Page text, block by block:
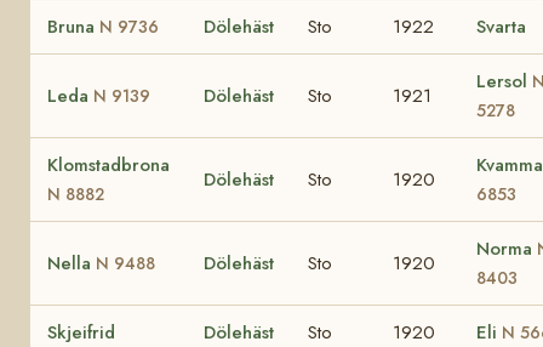
Bruna N 9736 Dölehäst Sto 1922 Svarta
Leda N 9139 Dölehäst Sto 1921
Lersol
5278
Klomstadbrona
N 8882
Dölehäst Sto 1920
6853
Nella N 9488 Dölehäst Sto 1920
Norma
8403
Skjeifrid Dölehäst Sto 1920 Eli N